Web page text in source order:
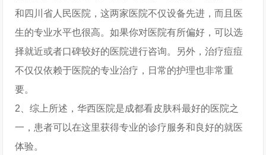
和四川省人民医院，这两家医院不仅设备先进，而且医
生的专业水平也很高。如果你对医院有所偏好，可以选
择就近或者口碑较好的医院进行咨询。另外，治疗痘痘
不仅仅依赖于医院的专业治疗，日常的护理也非常重
要。
2、综上所述，华西医院是成都看皮肤科最好的医院之
一，患者可以在这里获得专业的诊疗服务和良好的就医
体验。